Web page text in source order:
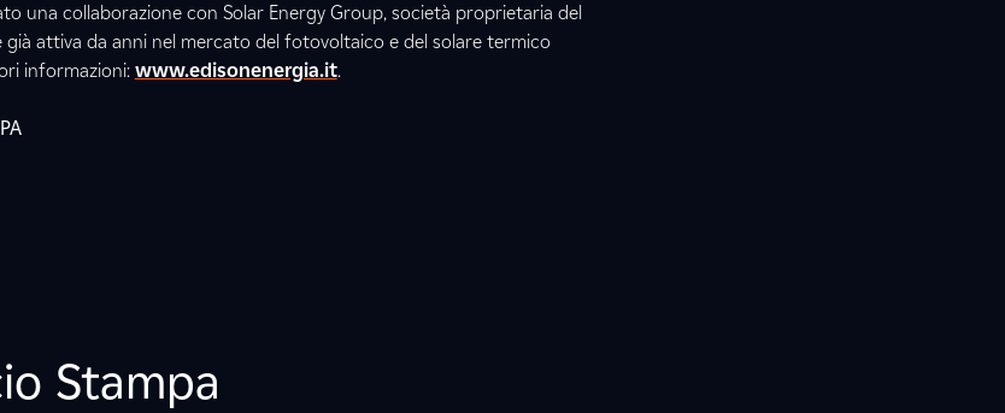
una collaborazione con Solar Energy Group, società proprietaria del
già attiva da anni nel mercato del fotovoltaico e del solare termico
informazioni: www.edisonenergia.it.
Stampa